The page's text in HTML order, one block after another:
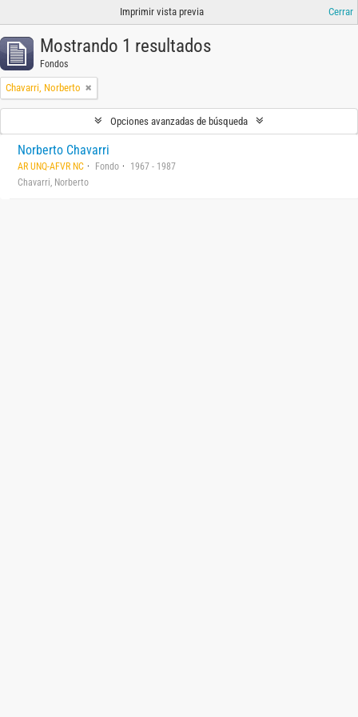
Imprimir vista previa Cerrar
Mostrando 1 resultados
Fondos
Chavarri, Norberto
Opciones avanzadas de búsqueda
Norberto Chavarri
AR UNQ-AFVR NC Fondo
1967 - 1987
Chavarri, Norberto